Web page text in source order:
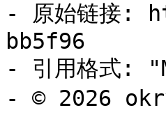
- 原始链接:
bb5f96
- 引用格式:
- © 2026